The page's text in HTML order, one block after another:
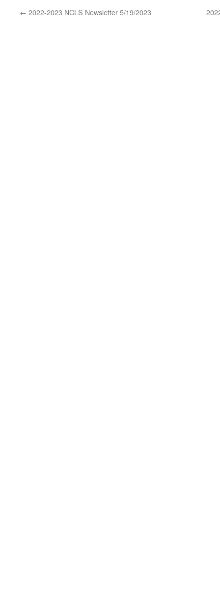
← 2022-2023 NCLS Newsletter 5/19/2023